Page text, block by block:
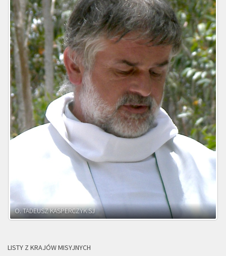
O. ADNRZEJ LEŚNIARA SJ
LISTY Z KRAJÓW MISYJNYCH